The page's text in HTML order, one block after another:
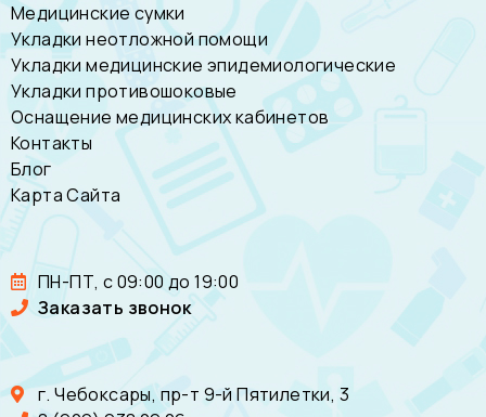
Медицинские сумки
Укладки неотложной помощи
Укладки медицинские эпидемиологические
Укладки противошоковые
Оснащение медицинских кабинетов
Контакты
Блог
Карта Сайта
ПН-ПТ, с 09:00 до 19:00
Заказать звонок
г. Чебоксары, пр-т 9-й Пятилетки, 3